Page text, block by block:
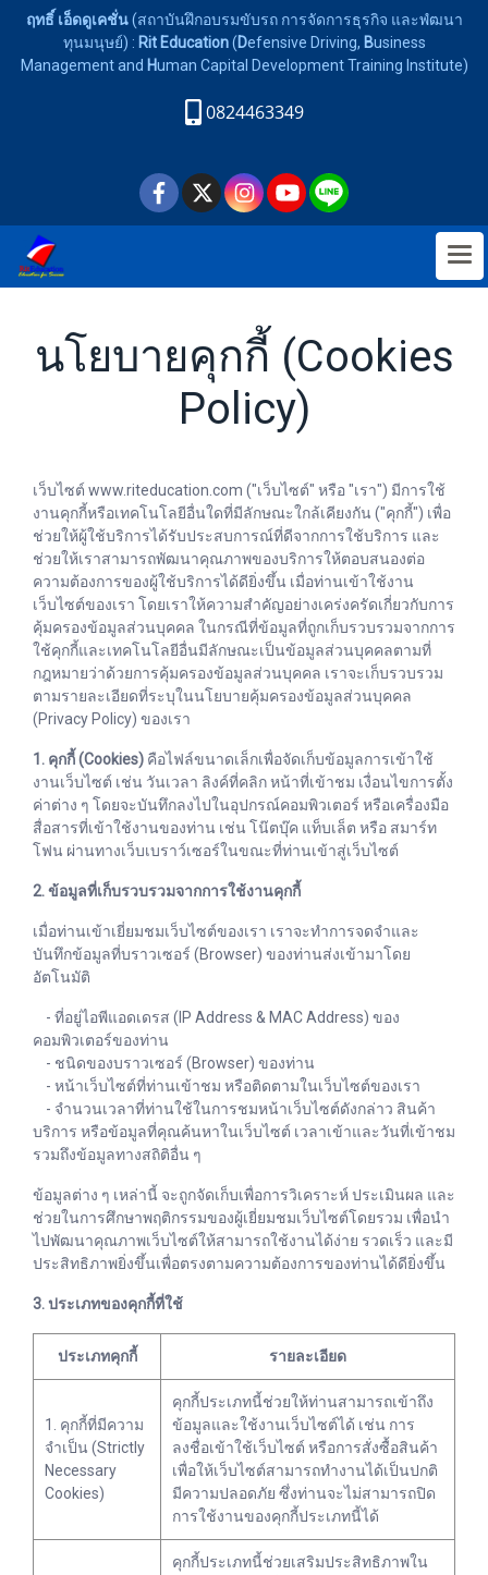
ฤทธิ์ เอ็ดดูเคชั่น(สถาบันฝึกอบรมขับรถ การจัดการธุรกิจ และพํฒนา
ทุนมนุษย์) : Rit Education(Defensive Driving, Business
Management and Human Capital Development Training Institute)
0824463349
นโยบายคุกกี้ (Cookies
Policy)
เว็บไซต์ www.riteducation.com ("เว็บไซต์" หรือ "เรา") มีการใช้
งานคุกกี้หรือเทคโนโลยีอื่นใดที่มีลักษณะใกล้เคียงกัน ("คุกกี้") เพื่อ
ช่วยให้ผู้ใช้บริการได้รับประสบการณ์ที่ดีจากการใช้บริการ และ
ช่วยให้เราสามารถพัฒนาคุณภาพของบริการให้ตอบสนองต่อ
ความต้องการของผู้ใช้บริการได้ดียิ่งขึ้น เมื่อท่านเข้าใช้งาน
เว็บไซต์ของเรา โดยเราให้ความสำคัญอย่างเคร่งครัดเกี่ยวกับการ
คุ้มครองข้อมูลส่วนบุคคล ในกรณีที่ข้อมูลที่ถูกเก็บรวบรวมจากการ
ใช้คุกกี้และเทคโนโลยีอื่นมีลักษณะเป็นข้อมูลส่วนบุคคลตามที่
กฎหมายว่าด้วยการคุ้มครองข้อมูลส่วนบุคคล เราจะเก็บรวบรวม
ตามรายละเอียดที่ระบุในนโยบายคุ้มครองข้อมูลส่วนบุคคล
(Privacy Policy) ของเรา
1. คุกกี้ (Cookies) คือไฟล์ขนาดเล็กเพื่อจัดเก็บข้อมูลการเข้าใช้
งานเว็บไซต์ เช่น วันเวลา ลิงค์ที่คลิก หน้าที่เข้าชม เงื่อนไขการตั้ง
ค่าต่าง ๆ โดยจะบันทึกลงไปในอุปกรณ์คอมพิวเตอร์ หรือเครื่องมือ
สื่อสารที่เข้าใช้งานของท่าน เช่น โน๊ตบุ๊ค แท็บเล็ต หรือ สมาร์ท
โฟน ผ่านทางเว็บเบราว์เซอร์ในขณะที่ท่านเข้าสู่เว็บไซต์
2. ข้อมูลที่เก็บรวบรวมจากการใช้งานคุกกี้
เมื่อท่านเข้าเยี่ยมชมเว็บไซต์ของเรา เราจะทำการจดจำและ
บันทึกข้อมูลที่บราวเซอร์ (Browser) ของท่านส่งเข้ามาโดย
อัตโนมัติ
- ที่อยู่ไอพีแอดเดรส (IP Address & MAC Address) ของ
คอมพิวเตอร์ของท่าน
- ชนิดของบราวเซอร์ (Browser) ของท่าน
- หน้าเว็บไซต์ที่ท่านเข้าชม หรือติดตามในเว็บไซต์ของเรา
- จำนวนเวลาที่ท่านใช้ในการชมหน้าเว็บไซต์ดังกล่าว สินค้า
บริการ หรือข้อมูลที่คุณค้นหาในเว็บไซต์ เวลาเข้าและวันที่เข้าชม
รวมถึงข้อมูลทางสถิติอื่น ๆ
ข้อมูลต่าง ๆ เหล่านี้ จะถูกจัดเก็บเพื่อการวิเคราะห์ ประเมินผล และ
ช่วยในการศึกษาพฤติกรรมของผู้เยี่ยมชมเว็บไซต์โดยรวม เพื่อนำ
ไปพัฒนาคุณภาพเว็บไซต์ให้สามารถใช้งานได้ง่าย รวดเร็ว และมี
ประสิทธิภาพยิ่งขึ้นเพื่อตรงตามความต้องการของท่านได้ดียิ่งขึ้น
3. ประเภทของคุกกี้ที่ใช้
ประเภทคุกกี้ รายละเอียด
1. คุกกี้ที่มีความ
จำเป็น (Strictly
Necessary
Cookies)
คุกกี้ประเภทนี้ช่วยให้ท่านสามารถเข้าถึง
ข้อมูลและใช้งานเว็บไซต์ได้ เช่น การ
ลงชื่อเข้าใช้เว็บไซต์ หรือการสั่งซื้อสินค้า
เพื่อให้เว็บไซต์สามารถทำงานได้เป็นปกติ
มีความปลอดภัย ซึ่งท่านจะไม่สามารถปิด
การใช้งานของคุกกี้ประเภทนี้ได้
คุกกี้ประเภทนี้ช่วยเสริมประสิทธิภาพใน